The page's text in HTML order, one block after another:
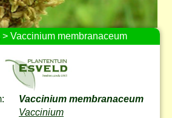
> Vaccinium membranaceum
Vaccinium membranaceum
Vaccinium